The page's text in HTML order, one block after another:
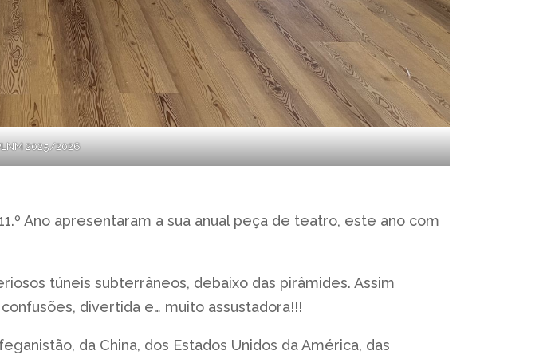
2025/2026
Ano apresentaram a sua anual peça de teatro, este ano com
túneis subterrâneos, debaixo das pirâmides. Assim
divertida e… muito assustadora!!!
da China, dos Estados Unidos da América, das